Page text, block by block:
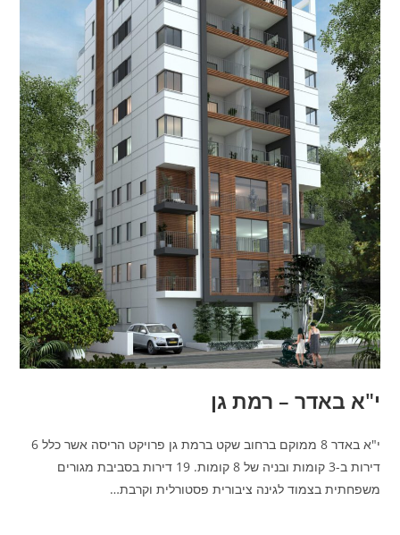
י"א באדר – רמת גן
י"א באדר 8 ממוקם ברחוב שקט ברמת גן פרויקט הריסה אשר כלל 6
דירות ב-3 קומות ובניה של 8 קומות. 19 דירות בסביבת מגורים
משפחתית בצמוד לגינה ציבורית פסטורלית וקרבת…